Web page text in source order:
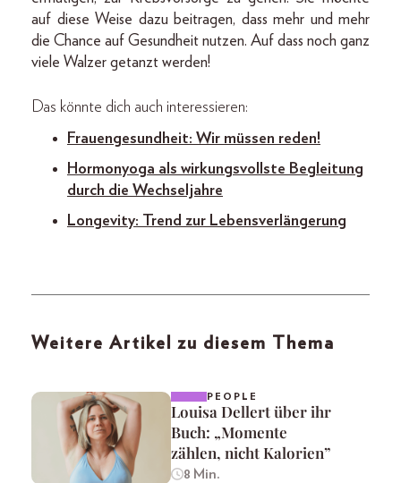
auf diese Weise dazu beitragen, dass mehr und mehr
die Chance auf Gesundheit nutzen. Auf dass noch ganz
viele Walzer getanzt werden!
Das könnte dich auch interessieren:
Frauengesundheit: Wir müssen reden!
Hormonyoga als wirkungsvollste Begleitung
durch die Wechseljahre
Longevity: Trend zur Lebensverlängerung
Weitere Artikel zu diesem Thema
PEOPLE
Louisa Dellert über ihr
Buch: „Momente
zählen, nicht Kalorien”
8 Min.